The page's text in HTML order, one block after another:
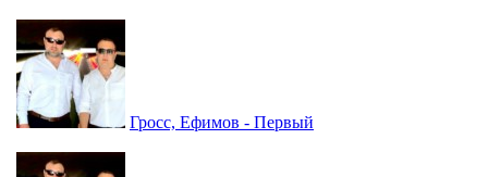
Гросс, Ефимов - Первый